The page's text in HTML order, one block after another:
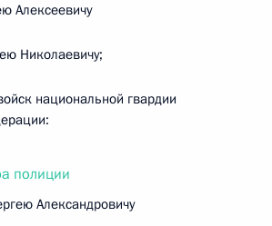
Алексеевичу
Николаевичу;
национальной гвардии
полиции
Александровичу